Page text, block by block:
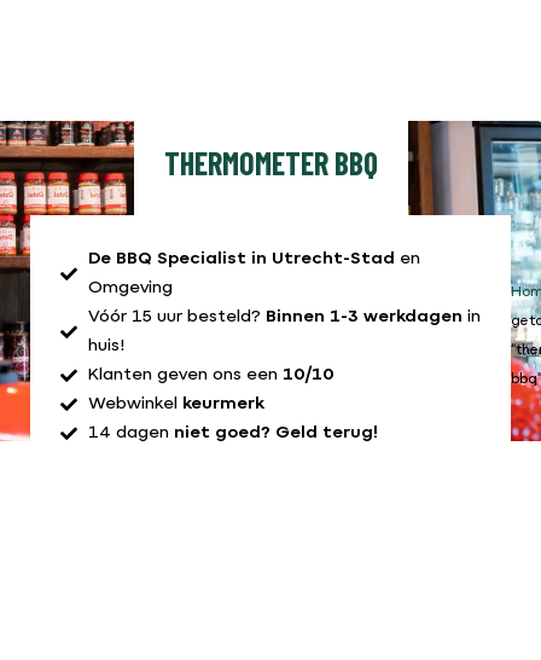
THERMOMETER BBQ
De BBQ Specialist in Utrecht-Stad en
Omgeving
Vóór 15 uur besteld? Binnen 1-3 werkdagen in
huis!
Klanten geven ons een 10/10
Webwinkel keurmerk
14 dagen niet goed? Geld terug!
bbq”